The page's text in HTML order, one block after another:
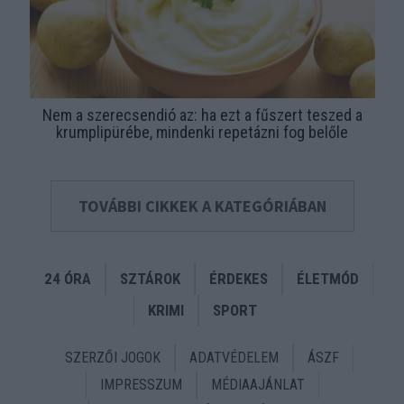
Nem a szerecsendió az: ha ezt a fűszert teszed a
krumplipürébe, mindenki repetázni fog belőle
TOVÁBBI CIKKEK A KATEGÓRIÁBAN
24 ÓRA SZTÁROK ÉRDEKES
ÉLETMÓD
KRIMI
SPORT
SZERZŐI JOGOK ADATVÉDELEM
ÁSZF
IMPRESSZUM
MÉDIAAJÁNLAT